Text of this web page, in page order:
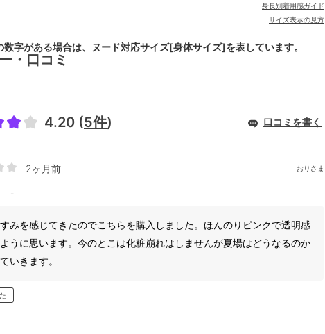
身長別着用感ガイド
サイズ表示の見方
字がある場合は、ヌード対応サイズ[身体サイズ]を表しています。
・口コミ
4.20 (5件) 口コミを書く
2ヶ月前 おり さま
-
みを感じてきたのでこちらを購入しました。ほんのりピンクで透明感
うに思います。今のとこは化粧崩れはしませんが夏場はどうなるのか
いきます。